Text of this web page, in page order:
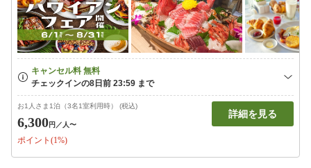
お1人さま1泊（3名1室利用時） (税込)
6,300円 ／人〜
ポイント(1%)
詳細を見る